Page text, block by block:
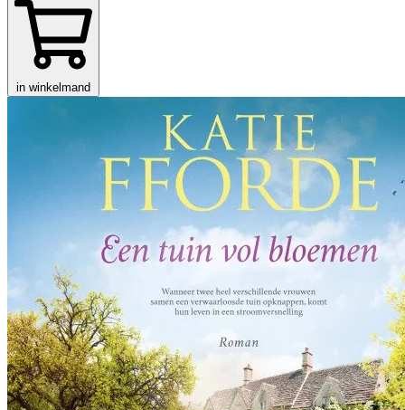
in winkelmand